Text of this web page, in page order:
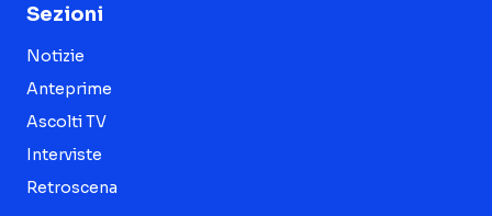
Sezioni
Notizie
Anteprime
Ascolti TV
Interviste
Retroscena